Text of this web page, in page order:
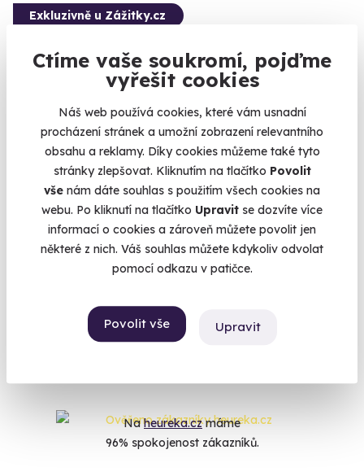
Ctíme vaše soukromí, pojďme
vyřešit cookies
Náš web používá cookies, které vám usnadní
procházení stránek a umožní zobrazení relevantního
obsahu a reklamy. Díky cookies můžeme také tyto
stránky zlepšovat. Kliknutím na tlačítko Povolit
vše nám dáte souhlas s použitím všech cookies na
webu. Po kliknutí na tlačítko Upravit se dozvíte více
informací o cookies a zároveň můžete povolit jen
některé z nich. Váš souhlas můžete kdykoliv odvolat
pomocí odkazu v patičce.
Povolit vše Upravit
9.9
Exkluzivně u Zážitky.cz
Pobyt na zámku a romantický let balónem
ve dvou
Sami dva s hlavou v oblacích a nohami v zámeckém loži.
Radešín (+ 1 další lokalita)
21 800 Kč
Naheureka.czmáme
96% spokojenost zákazníků.